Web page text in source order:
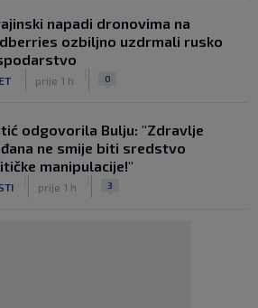
napadi dronovima na
ozbiljno uzdrmali rusko
prije 1 h 0
odgovorila Bulju: "Zdravlje
ne smije biti sredstvo
manipulacije!"
prije 1 h 3